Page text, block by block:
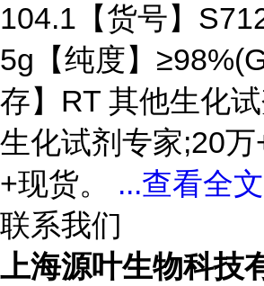
104.1【货号】
5g【纯度】
存】RT 其他生化
生化试剂专家;20
+现货。 ...查看全
联系我们
上海源叶生物科技